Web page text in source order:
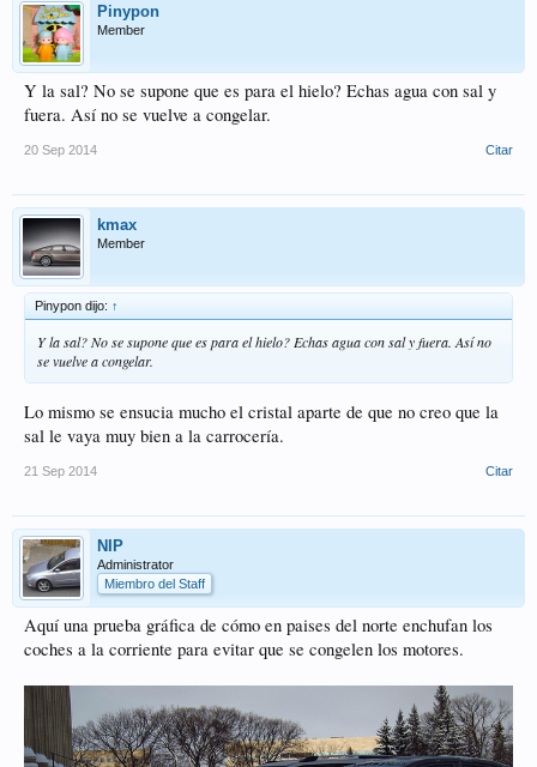
Pinypon
Member
Y la sal? No se supone que es para el hielo? Echas agua con sal y
fuera. Así no se vuelve a congelar.
20 Sep 2014 Citar
kmax
Member
Pinypon dijo: ↑
Y la sal? No se supone que es para el hielo? Echas agua con sal y fuera. Así no
se vuelve a congelar.
Lo mismo se ensucia mucho el cristal aparte de que no creo que la
sal le vaya muy bien a la carrocería.
21 Sep 2014 Citar
NIP
Administrator
Miembro del Staff
Aquí una prueba gráfica de cómo en paises del norte enchufan los
coches a la corriente para evitar que se congelen los motores.